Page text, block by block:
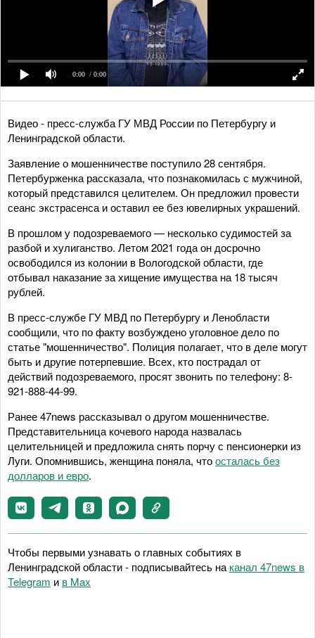
0:00 / 0:00
Видео - пресс-служба ГУ МВД России по Петербургу и
Ленинградской области.
Заявление о мошенничестве поступило 28 сентября.
Петербурженка рассказала, что познакомилась с мужчиной,
который представился целителем. Он предложил провести
сеанс экстрасенса и оставил ее без ювелирных украшений.
В прошлом у подозреваемого — несколько судимостей за
разбой и хулиганство. Летом 2021 года он досрочно
освободился из колонии в Вологодской области, где
отбывал наказание за хищение имущества на 18 тысяч
рублей.
В пресс-службе ГУ МВД по Петербургу и Ленобласти
сообщили, что по факту возбуждено уголовное дело по
статье "мошенничество". Полиция полагает, что в деле могут
быть и другие потерпевшие. Всех, кто пострадал от
действий подозреваемого, просят звонить по телефону: 8-
921-888-44-99.
Ранее 47news рассказывал о другом мошенничестве.
Представительница кочевого народа назвалась
целительницей и предложила снять порчу с пенсионерки из
Луги. Опомнившись, женщина поняла, чтоосталась без
долларов и евро.
Чтобы первыми узнавать о главных событиях в
Ленинградской области - подписывайтесь на канал 47news в
Telegram и в Maх